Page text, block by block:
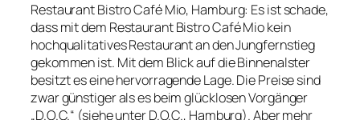
Restaurant Bistro Café Mio, Hamburg: Es ist schade,
dass mit dem Restaurant Bistro Café Mio kein
hochqualitatives Restaurant an den Jungfernstieg
gekommen ist. Mit dem Blick auf die Binnenalster
besitzt es eine hervorragende Lage. Die Preise sind
zwar günstiger als es beim glücklosen Vorgänger
„D.O.C.“ (siehe unter D.O.C., Hamburg). Aber mehr